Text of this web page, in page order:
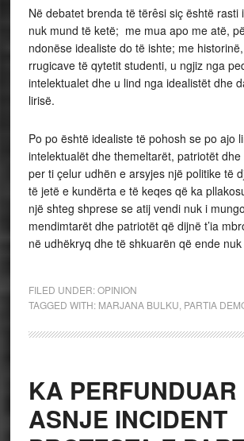
Në debatet brenda të tërêsi siç është rasti
nuk mund të ketë; me mua apo me atë,
ndonëse idealiste do të ishte; me
rrugicave të qytetit studenti, u ngjiz nga
intelektualet dhe u lind nga idealistët dhe
lirisë.
Po po është idealiste të pohosh se po ajo
intelektualët dhe themeltarët, patriotët
per ti çelur udhën e arsyjes një politike të
të jetë e kundërta e të keqes që ka
një shteg shprese se atij vendi nuk i
mendimtarët dhe patriotët që dijnë t’ia
në udhëkryq dhe të shkuarën që ende
FILED UNDER:OPINION
TAGGED WITH: MARJANA BULKU PARTIA
KA PERFUNDUAR
ASNJE INCIDENT